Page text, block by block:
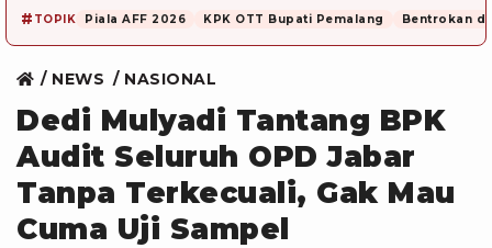
# TOPIK Piala AFF 2026 KPK OTT Bupati Pemalang Bentrokan di
NEWS NASIONAL
Dedi Mulyadi Tantang BPK
Audit Seluruh OPD Jabar
Tanpa Terkecuali, Gak Mau
Cuma Uji Sampel